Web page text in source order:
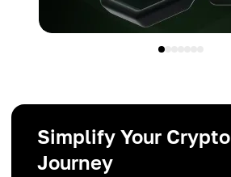
Simplify Your Crypto
Journey